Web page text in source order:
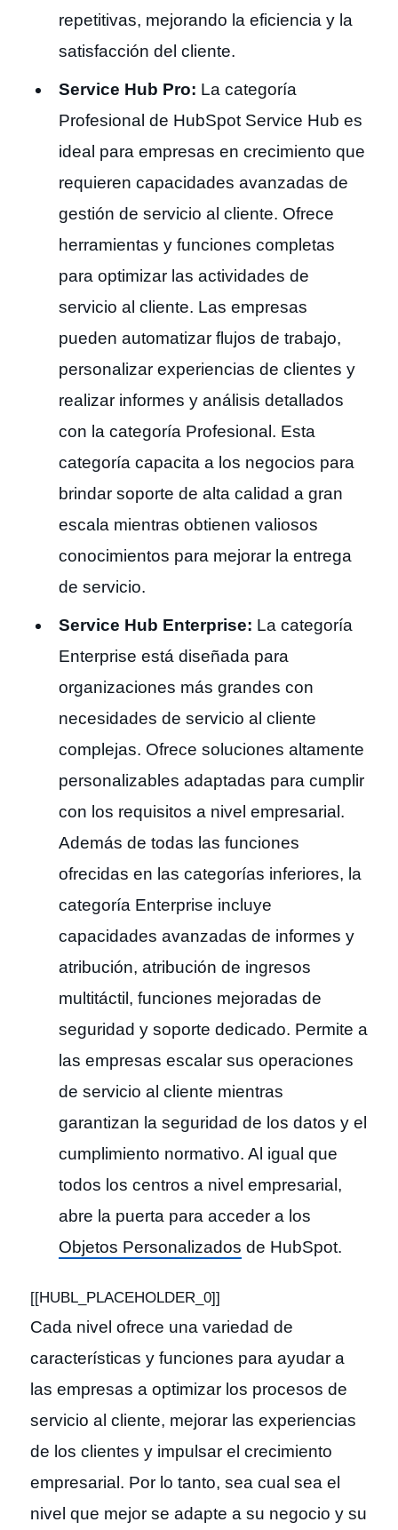
repetitivas, mejorando la eficiencia y la
satisfacción del cliente.
Service Hub Pro: La categoría
Profesional de HubSpot Service Hub es
ideal para empresas en crecimiento que
requieren capacidades avanzadas de
gestión de servicio al cliente. Ofrece
herramientas y funciones completas
para optimizar las actividades de
servicio al cliente. Las empresas
pueden automatizar flujos de trabajo,
personalizar experiencias de clientes y
realizar informes y análisis detallados
con la categoría Profesional. Esta
categoría capacita a los negocios para
brindar soporte de alta calidad a gran
escala mientras obtienen valiosos
conocimientos para mejorar la entrega
de servicio.
Service Hub Enterprise: La categoría
Enterprise está diseñada para
organizaciones más grandes con
necesidades de servicio al cliente
complejas. Ofrece soluciones altamente
personalizables adaptadas para cumplir
con los requisitos a nivel empresarial.
Además de todas las funciones
ofrecidas en las categorías inferiores, la
categoría Enterprise incluye
capacidades avanzadas de informes y
atribución, atribución de ingresos
multitáctil, funciones mejoradas de
seguridad y soporte dedicado. Permite a
las empresas escalar sus operaciones
de servicio al cliente mientras
garantizan la seguridad de los datos y el
cumplimiento normativo. Al igual que
todos los centros a nivel empresarial,
abre la puerta para acceder a los
Objetos Personalizados de HubSpot.
[[HUBL_PLACEHOLDER_0]]
Cada nivel ofrece una variedad de
características y funciones para ayudar a
las empresas a optimizar los procesos de
servicio al cliente, mejorar las experiencias
de los clientes y impulsar el crecimiento
empresarial. Por lo tanto, sea cual sea el
nivel que mejor se adapte a su negocio y su